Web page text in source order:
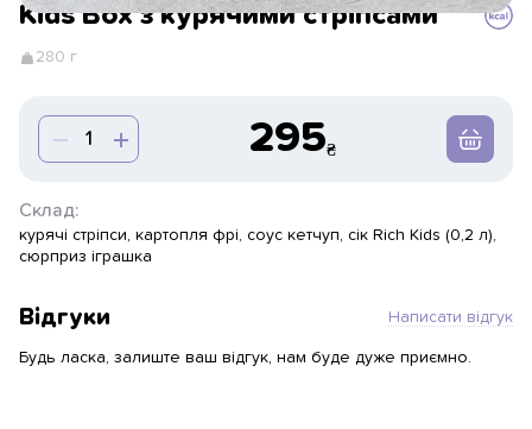
Kids Box з курячими стріпсами
280 г
295
Склад:
курячі стріпси, картопля фрі, соус кетчуп, сік Rich Kids (0,2 л),
сюрприз іграшка
Відгуки Написати відгук
Будь ласка, залиште ваш відгук, нам буде дуже приємно.